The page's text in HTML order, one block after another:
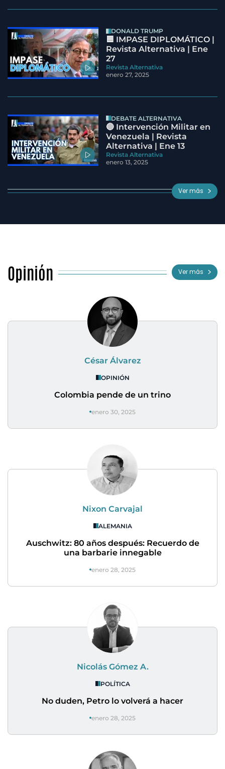
DONALD TRUMP
🟦 IMPASE DIPLOMÁTICO |
Revista Alternativa | Ene
27
Revista Alternativa
enero 27, 2025
DEBATE ALTERNATIVA
🔵 Intervención Militar en
Venezuela | Revista
Alternativa | Ene 13
Revista Alternativa
enero 13, 2025
Ver más
Opinión Ver más
César Álvarez
OPINIÓN
Colombia pende de un trino
enero 30, 2025
Nixon Carvajal
ALEMANIA
Auschwitz: 80 años después: Recuerdo de
una barbarie innegable
enero 28, 2025
Nicolás Gómez A.
POLÍTICA
No duden, Petro lo volverá a hacer
enero 28, 2025